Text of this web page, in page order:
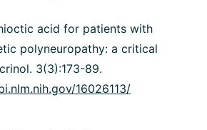
acid for patients with
polyneuropathy: a critical
3(3):173-89.
16026113/